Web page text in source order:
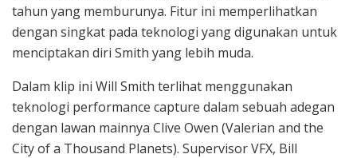
tahun yang memburunya. Fitur ini memperlihatkan
dengan singkat pada teknologi yang digunakan untuk
menciptakan diri Smith yang lebih muda.
Dalam klip ini Will Smith terlihat menggunakan
teknologi performance capture dalam sebuah adegan
dengan lawan mainnya Clive Owen (Valerian and the
City of a Thousand Planets). Supervisor VFX, Bill